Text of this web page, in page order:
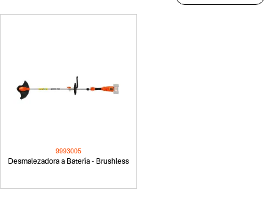
Desmalezadora a Batería - Brushless
9993005